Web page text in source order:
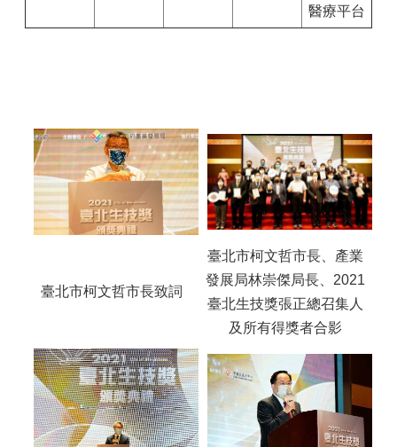
醫療平台
臺北市柯文哲市長致詞
臺北市柯文哲市長、產業
發展局林崇傑局長、2021
臺北生技獎張正總召集人
及所有得獎者合影